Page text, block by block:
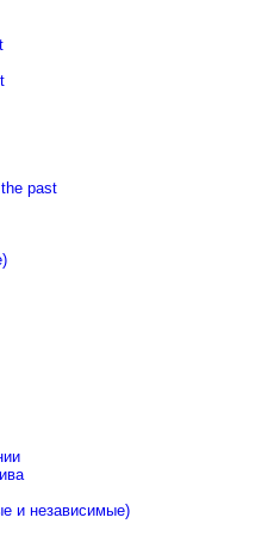
past
и независимые)